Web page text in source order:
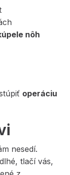
nôh
operáciu
nesedí.
tlačí vás,